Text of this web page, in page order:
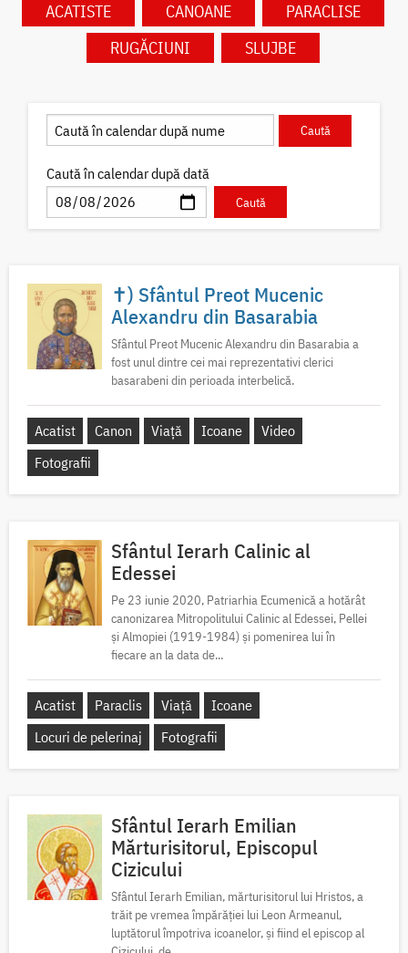
ACATISTE CANOANE
PARACLISE
RUGĂCIUNI
SLUJBE
Caută în calendar după dată
✝) Sfântul Preot Mucenic
Alexandru din Basarabia
Sfântul Preot Mucenic Alexandru din Basarabia a
fost unul dintre cei mai reprezentativi clerici
basarabeni din perioada interbelică.
Acatist Canon Viață Icoane
Video
Fotografii
Sfântul Ierarh Calinic al
Edessei
Pe 23 iunie 2020, Patriarhia Ecumenică a hotărât
canonizarea Mitropolitului Calinic al Edessei, Pellei
și Almopiei (1919-1984) și pomenirea lui în
fiecare an la data de...
Acatist Paraclis Viață
Icoane
Locuri de pelerinaj
Fotografii
Sfântul Ierarh Emilian
Mărturisitorul, Episcopul
Cizicului
Sfântul Ierarh Emilian, mărturisitorul lui Hristos, a
trăit pe vremea împărăției lui Leon Armeanul,
luptătorul împotriva icoanelor, și fiind el episcop al